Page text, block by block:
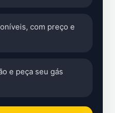
com preço e
e peça seu gás